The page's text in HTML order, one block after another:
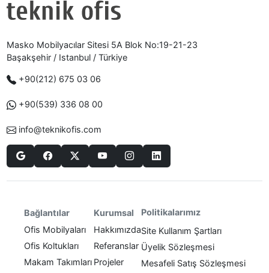
Masko Mobilyacılar Sitesi 5A Blok No:19-21-23
Başakşehir / Istanbul / Türkiye
+90(212) 675 03 06
+90(539) 336 08 00
info@teknikofis.com
Bağlantılar
Ofis Mobilyaları
Ofis Koltukları
Makam Takımları
Kurumsal
Hakkımızda
Referanslar
Projeler
Politikalarımız
Site Kullanım Şartları
Üyelik Sözleşmesi
Mesafeli Satış Sözleşmesi